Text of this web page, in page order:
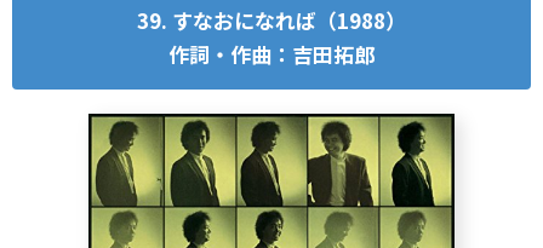
39. すなおになれば（1988）
作詞・作曲：吉田拓郎